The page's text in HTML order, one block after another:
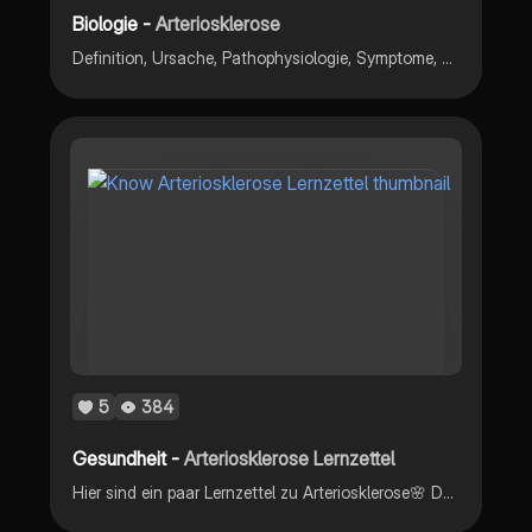
Biologie -Arteriosklerose
Definition, Ursache, Pathophysiologie, Symptome, Stadien, Risikofaktoren von Arteriosklerose
5 384
Gesundheit -Arteriosklerose Lernzettel
Hier sind ein paar Lernzettel zu Arteriosklerose🌸 DURST Schema, Arterien, Verkalkung, Verengung, etc.